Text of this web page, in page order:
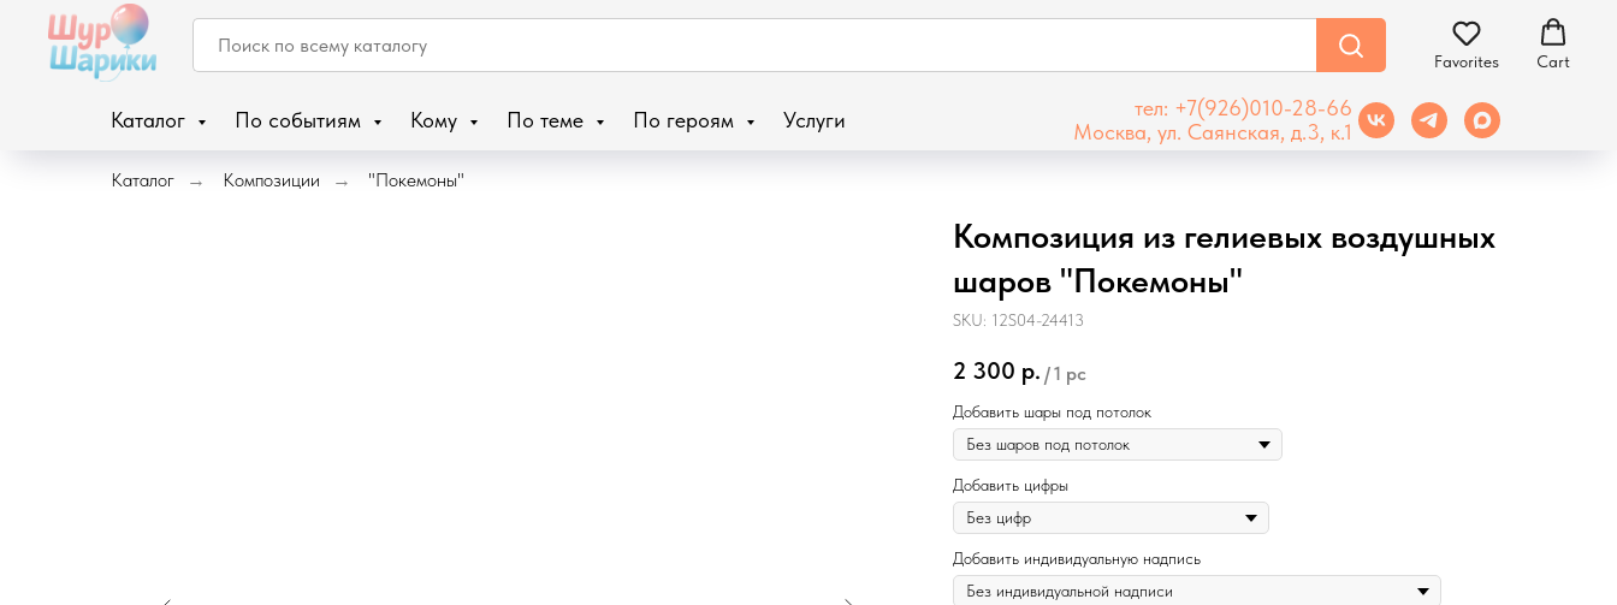
Favorites Cart
Каталог По событиям Кому По теме По героям Услуги
тел: +7(926)010-28-66
Москва, ул. Саянская, д.3, к.1
Каталог → Композиции → "Покемоны"
Композиция из гелиевых воздушных
шаров "Покемоны"
SKU: 12S04-24413
2 300 р. /1 pc
Добавить шары под потолок
Добавить цифры
Добавить индивидуальную надпись